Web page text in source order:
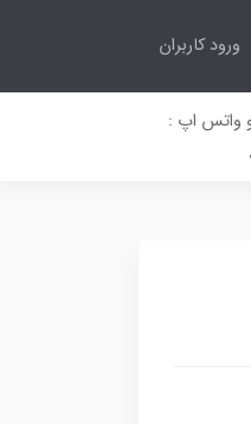
ورود کاربران
و واتس اپ :